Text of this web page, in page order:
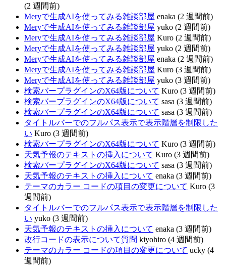
(2 週間前)
Meryで生成AIを使ってみる雑談部屋 enaka (2 週間前)
Meryで生成AIを使ってみる雑談部屋 yuko (2 週間前)
Meryで生成AIを使ってみる雑談部屋 Kuro (2 週間前)
Meryで生成AIを使ってみる雑談部屋 yuko (2 週間前)
Meryで生成AIを使ってみる雑談部屋 enaka (2 週間前)
Meryで生成AIを使ってみる雑談部屋 Kuro (3 週間前)
Meryで生成AIを使ってみる雑談部屋 yuko (3 週間前)
検索バープラグインのX64版について Kuro (3 週間前)
検索バープラグインのX64版について sasa (3 週間前)
検索バープラグインのX64版について sasa (3 週間前)
タイトルバーでのフルパス表示で表示階層を制限した
い Kuro (3 週間前)
検索バープラグインのX64版について Kuro (3 週間前)
天気予報のテキストの挿入について Kuro (3 週間前)
検索バープラグインのX64版について sasa (3 週間前)
天気予報のテキストの挿入について enaka (3 週間前)
テーマのカラー コードの項目の変更について Kuro (3
週間前)
タイトルバーでのフルパス表示で表示階層を制限した
い yuko (3 週間前)
天気予報のテキストの挿入について enaka (3 週間前)
改行コードの表示について質問 kiyohiro (4 週間前)
テーマのカラー コードの項目の変更について ucky (4
週間前)